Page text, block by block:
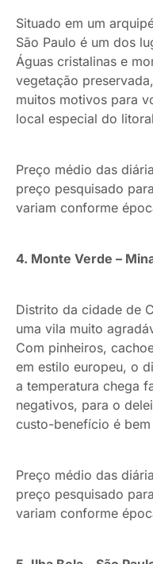
Situado em um
São Paulo é um dos
Águas cristalinas e
vegetação
muitos motivos para
local especial do
Preço médio das
preço pesquisado
variam conforme
4. Monte Verde –
Distrito da cidade de
uma vila muito
Com pinheiros,
em estilo europeu, o
a temperatura chega
negativos, para o
custo-benefício é bem
Preço médio das
preço pesquisado
variam conforme